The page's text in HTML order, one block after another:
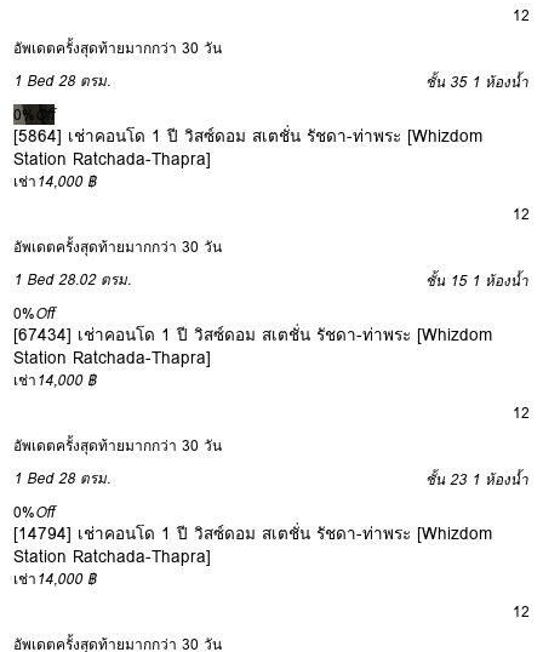
12
อัพเดตครั้งสุดท้ายมากกว่า 30 วัน
1 Bed 28 ตรม. ชั้น 35 1 ห้องน้ำ
0%Off
[5864] เช่าคอนโด 1 ปี วิสซ์ดอม สเตชั่น รัชดา-ท่าพระ [Whizdom
Station Ratchada-Thapra]
เช่า14,000 ฿
12
อัพเดตครั้งสุดท้ายมากกว่า 30 วัน
1 Bed 28.02 ตรม. ชั้น 15 1 ห้องน้ำ
0%Off
[67434] เช่าคอนโด 1 ปี วิสซ์ดอม สเตชั่น รัชดา-ท่าพระ [Whizdom
Station Ratchada-Thapra]
เช่า14,000 ฿
12
อัพเดตครั้งสุดท้ายมากกว่า 30 วัน
1 Bed 28 ตรม. ชั้น 23 1 ห้องน้ำ
0%Off
[14794] เช่าคอนโด 1 ปี วิสซ์ดอม สเตชั่น รัชดา-ท่าพระ [Whizdom
Station Ratchada-Thapra]
เช่า14,000 ฿
12
อัพเดตครั้งสุดท้ายมากกว่า 30 วัน